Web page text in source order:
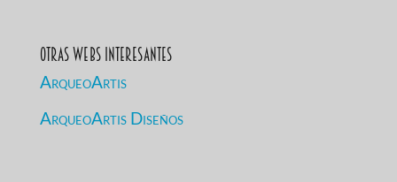
Otras Webs Interesantes
ArqueoArtis
ArqueoArtis Diseños